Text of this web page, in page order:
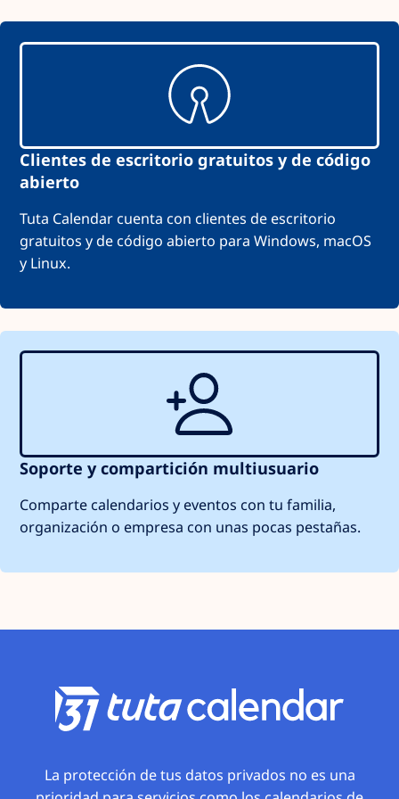
Clientes de escritorio gratuitos y de código
abierto
Tuta Calendar cuenta con clientes de escritorio
gratuitos y de código abierto para Windows, macOS
y Linux.
Soporte y compartición multiusuario
Comparte calendarios y eventos con tu familia,
organización o empresa con unas pocas pestañas.
La protección de tus datos privados no es una